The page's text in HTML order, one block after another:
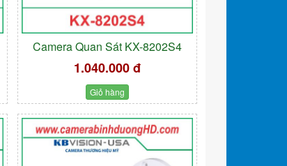
Camera Quan Sát KX-8202S4
1.040.000 đ
Giỏ hàng